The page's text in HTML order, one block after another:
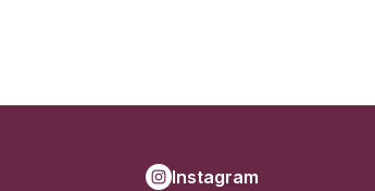
Instagram